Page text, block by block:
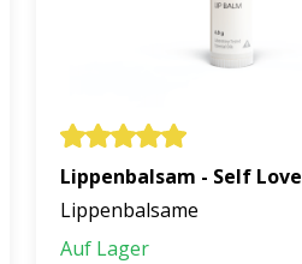
mit pflanzlichen und
und einem natürlichen
Lippenbalsam - Self
Lippenbalsame
Auf Lager